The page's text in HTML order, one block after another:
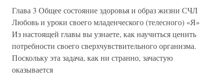
Глава 3 Общее состояние здоровья и образ жизни СЧЛ
Любовь и уроки своего младенческого (телесного) «Я»
Из настоящей главы вы узнаете, как научиться ценить
потребности своего сверхчувствительного организма.
Поскольку эта задача, как ни странно, зачастую
оказывается